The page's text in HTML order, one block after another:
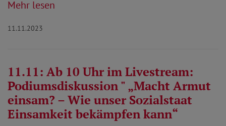
Mehr lesen
11.11.2023
11.11: Ab 10 Uhr im Livestream:
Podiumsdiskussion " „Macht Armut
einsam? – Wie unser Sozialstaat
Einsamkeit bekämpfen kann“